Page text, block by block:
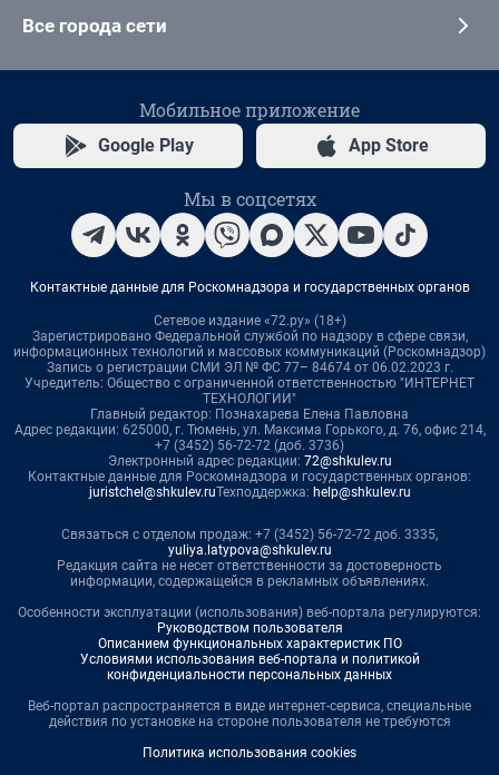
Все города сети
Мобильное приложение
Google Play App Store
Мы в соцсетях
Контактные данные для Роскомнадзора и государственных органов
Сетевое издание «72.ру» (18+)
Зарегистрировано Федеральной службой по надзору в сфере связи,
информационных технологий и массовых коммуникаций (Роскомнадзор)
Запись о регистрации СМИ ЭЛ № ФС 77– 84674 от 06.02.2023 г.
Учредитель: Общество с ограниченной ответственностью "ИНТЕРНЕТ
ТЕХНОЛОГИИ"
Главный редактор: Познахарева Елена Павловна
Адрес редакции: 625000, г. Тюмень, ул. Максима Горького, д. 76, офис 214,
+7 (3452) 56-72-72 (доб. 3736)
Электронный адрес редакции: 72@shkulev.ru
Контактные данные для Роскомнадзора и государственных органов:
juristchel@shkulev.ruТехподдержка: help@shkulev.ru
Связаться с отделом продаж: +7 (3452) 56-72-72 доб. 3335,
yuliya.latypova@shkulev.ru
Редакция сайта не несет ответственности за достоверность
информации, содержащейся в рекламных объявлениях.
Особенности эксплуатации (использования) веб-портала регулируются:
Руководством пользователя
Описанием функциональных характеристик ПО
Условиями использования веб-портала и политикой
конфиденциальности персональных данных
Веб-портал распространяется в виде интернет-сервиса, специальные
действия по установке на стороне пользователя не требуются
Политика использования cookies